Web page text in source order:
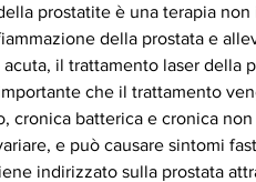
prostatite è una terapia
della prostata e
il trattamento laser della
che il trattamento
cronica batterica e cronica
e può causare sintomi
indirizzato sulla prostata